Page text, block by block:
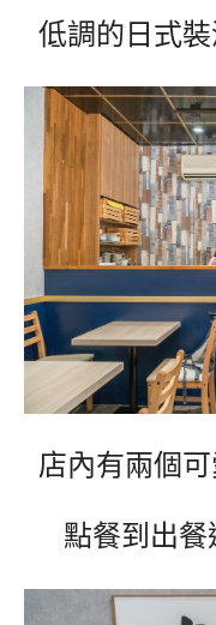
低調的日式
店內有兩個
點餐到出